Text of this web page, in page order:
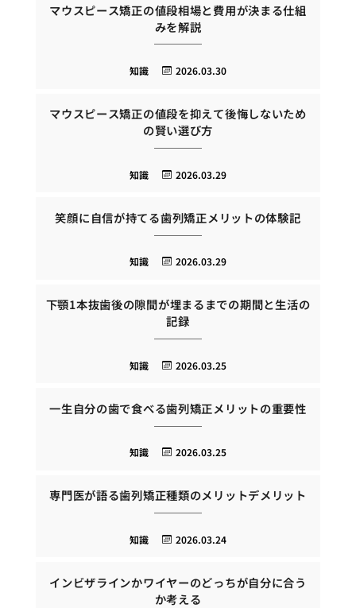
マウスピース矯正の値段相場と費用が決まる仕組
みを解説
2026.03.30
知識
マウスピース矯正の値段を抑えて後悔しないため
の賢い選び方
2026.03.29
知識
笑顔に自信が持てる歯列矯正メリットの体験記
2026.03.29
知識
下顎1本抜歯後の隙間が埋まるまでの期間と生活の
記録
2026.03.25
知識
一生自分の歯で食べる歯列矯正メリットの重要性
2026.03.25
知識
専門医が語る歯列矯正種類のメリットデメリット
2026.03.24
知識
インビザラインかワイヤーのどっちが自分に合う
か考える